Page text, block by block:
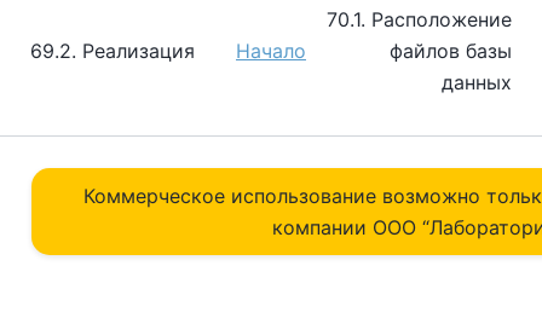
69.2. Реализация Начало
70.1. Расположение
файлов базы
данных
Коммерческое использование возможно
компании ОOO